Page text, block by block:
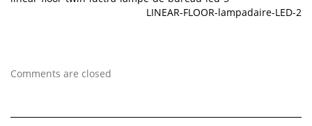
LINEAR-FLOOR-lampadaire-LED-2
Comments are closed